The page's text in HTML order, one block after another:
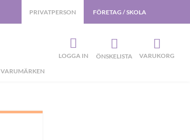
VARUMÄRKEN
PRIVATPERSON FÖRETAG / SKOLA
LOGGA IN ÖNSKELISTA VARUKORG